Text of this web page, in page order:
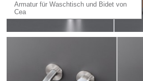
Armatur für Waschtisch und Bidet von
Cea